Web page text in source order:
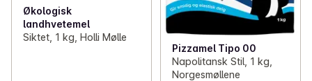
Økologisk
landhvetemel
Siktet, 1 kg, Holli Mølle
Pizzamel Tipo 00
Napolitansk Stil, 1 kg,
Norgesmøllene